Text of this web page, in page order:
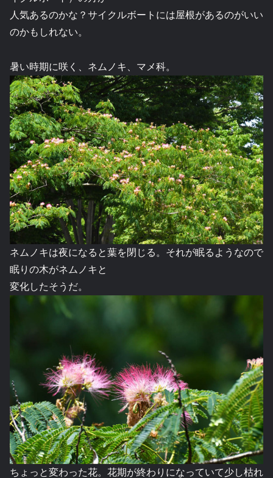
人気あるのかな？サイクルボートには屋根があるのがいい
のかもしれない。
暑い時期に咲く、ネムノキ、マメ科。
ネムノキは夜になると葉を閉じる。それが眠るようなので
眠りの木がネムノキと
変化したそうだ。
ちょっと変わった花。花期が終わりになっていて少し枯れ